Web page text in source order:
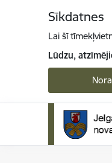
Sīkdatnes
Lai šī
Lūdzu,